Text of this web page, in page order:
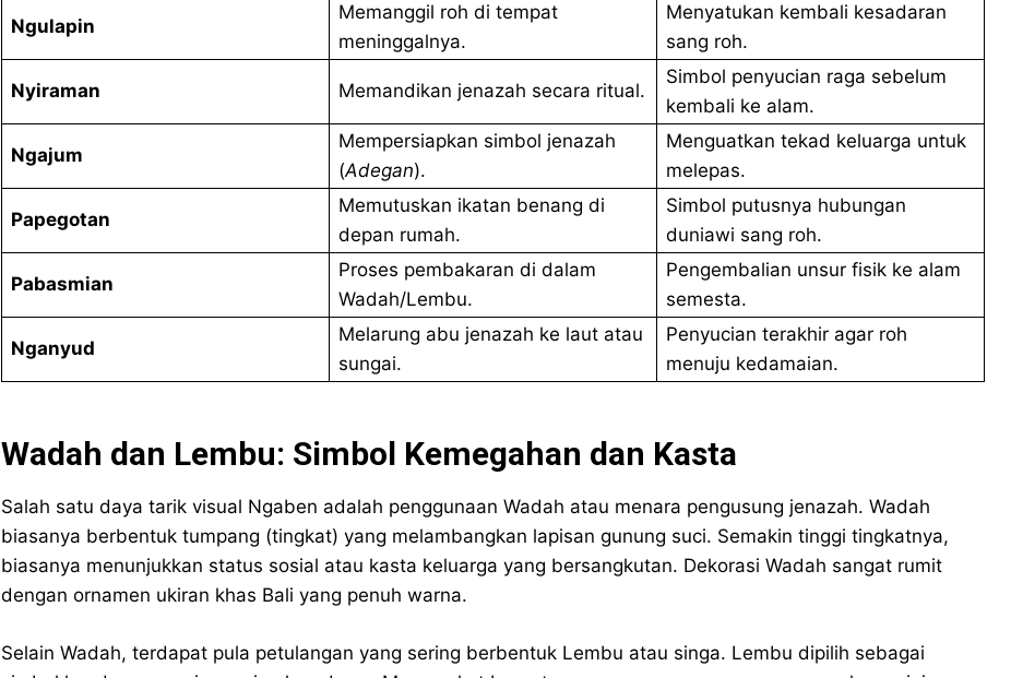
Ngulapin
Memanggil roh di tempat
meninggalnya.
Menyatukan kembali kesadaran
sang roh.
Nyiraman Memandikan jenazah secara ritual.
Simbol penyucian raga sebelum
kembali ke alam.
Ngajum
Mempersiapkan simbol jenazah
(Adegan).
Menguatkan tekad keluarga untuk
melepas.
Papegotan
Memutuskan ikatan benang di
depan rumah.
Simbol putusnya hubungan
duniawi sang roh.
Pabasmian
Proses pembakaran di dalam
Wadah/Lembu.
Pengembalian unsur fisik ke alam
semesta.
Nganyud
Melarung abu jenazah ke laut atau
sungai.
Penyucian terakhir agar roh
menuju kedamaian.
Wadah dan Lembu: Simbol Kemegahan dan Kasta
Salah satu daya tarik visual Ngaben adalah penggunaan Wadah atau menara pengusung jenazah. Wadah
biasanya berbentuk tumpang (tingkat) yang melambangkan lapisan gunung suci. Semakin tinggi tingkatnya,
biasanya menunjukkan status sosial atau kasta keluarga yang bersangkutan. Dekorasi Wadah sangat rumit
dengan ornamen ukiran khas Bali yang penuh warna.
Selain Wadah, terdapat pula petulangan yang sering berbentuk Lembu atau singa. Lembu dipilih sebagai